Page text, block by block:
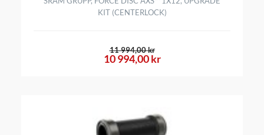
KIT (CENTERLOCK)
10 994,00 kr
11 994,00 kr